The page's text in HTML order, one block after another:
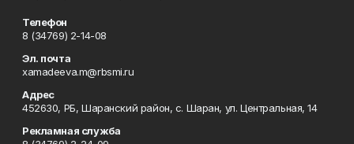
Телефон
8 (34769) 2-14-08
Эл. почта
xamadeeva.m@rbsmi.ru
Адрес
452630, РБ, Шаранский район, с. Шаран, ул. Центральная, 14
Рекламная служба